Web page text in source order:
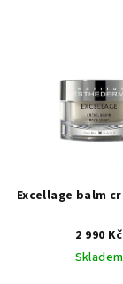
Excellage balm
2 990 Kč
Skladem